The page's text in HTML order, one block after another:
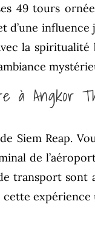
49 tours
d’une
la
à Angkor
Siem Reap.
de
transport
expérience